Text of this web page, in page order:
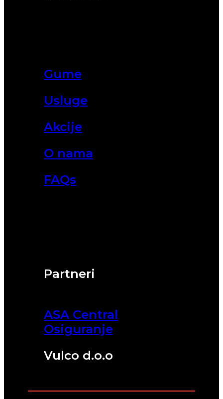
Partneri
ASA Central
Osiguranje
Vulco d.o.o
Gume
Usluge
Akcije
O nama
FAQs